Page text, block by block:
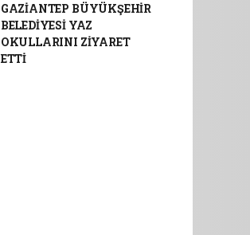
GAZİANTEP BÜYÜKŞEHİR
BELEDİYESİ YAZ
OKULLARINI ZİYARET
ETTİ